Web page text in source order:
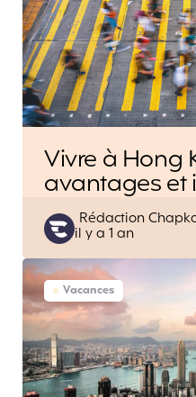
Vivre à Hong
avantages et
Posted
by
Rédaction
il y a 1 an
Vacances